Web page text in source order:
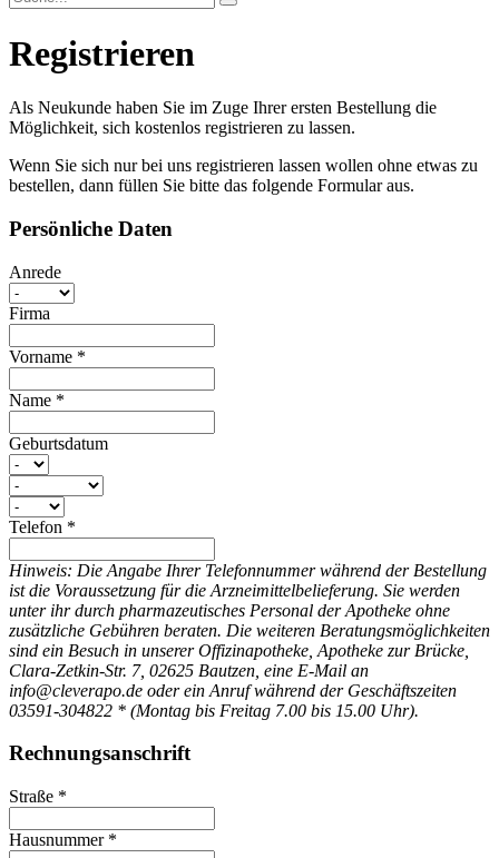
Registrieren
Als Neukunde haben Sie im Zuge Ihrer ersten Bestellung die
Möglichkeit, sich kostenlos registrieren zu lassen.
Wenn Sie sich nur bei uns registrieren lassen wollen ohne etwas zu
bestellen, dann füllen Sie bitte das folgende Formular aus.
Persönliche Daten
Anrede
Firma
Vorname *
Name *
Geburtsdatum
Telefon *
Hinweis: Die Angabe Ihrer Telefonnummer während der Bestellung
ist die Voraussetzung für die Arzneimittelbelieferung. Sie werden
unter ihr durch pharmazeutisches Personal der Apotheke ohne
zusätzliche Gebühren beraten. Die weiteren Beratungsmöglichkeiten
sind ein Besuch in unserer Offizinapotheke, Apotheke zur Brücke,
Clara-Zetkin-Str. 7, 02625 Bautzen, eine E-Mail an
info@cleverapo.de oder ein Anruf während der Geschäftszeiten
03591-304822 * (Montag bis Freitag 7.00 bis 15.00 Uhr).
Rechnungsanschrift
Straße *
Hausnummer *